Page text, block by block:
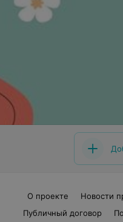
О проекте Новости
Публичный договор